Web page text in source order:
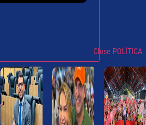
Close POLÍTICA